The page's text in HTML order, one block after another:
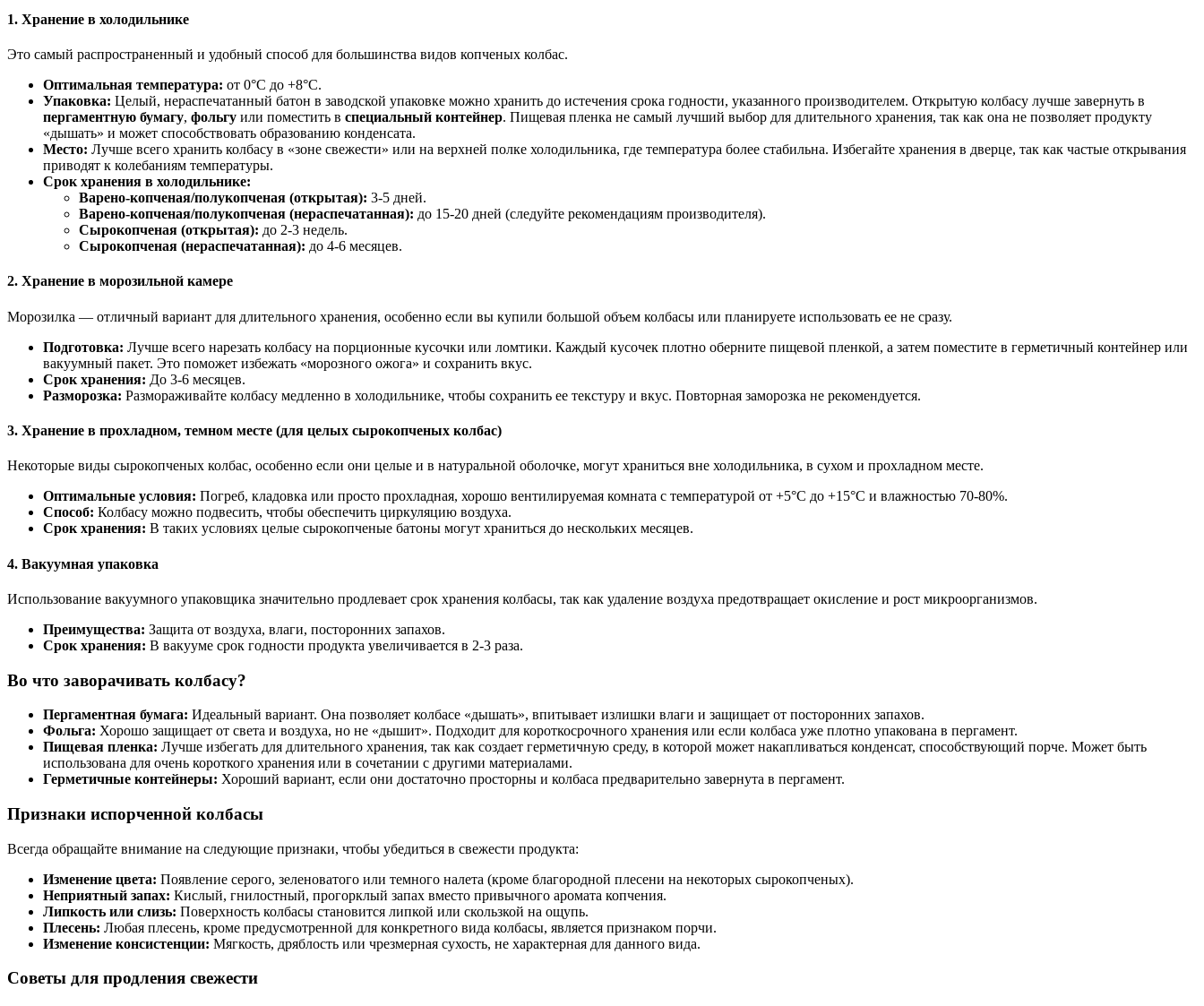
1. Хранение в холодильнике
Это самый распространенный и удобный способ для большинства видов копченых колбас.
Оптимальная температура: от 0°C до +8°C.
Упаковка: Целый, нераспечатанный батон в заводской упаковке можно хранить до истечения срока годности, указанного производителем. Открытую колбасу лучше завернуть в
пергаментную бумагу, фольгу или поместить в специальный контейнер. Пищевая пленка не самый лучший выбор для длительного хранения, так как она не позволяет продукту
«дышать» и может способствовать образованию конденсата.
Место: Лучше всего хранить колбасу в «зоне свежести» или на верхней полке холодильника, где температура более стабильна. Избегайте хранения в дверце, так как частые открывания
приводят к колебаниям температуры.
Срок хранения в холодильнике:
Варено-копченая/полукопченая (открытая): 3-5 дней.
Варено-копченая/полукопченая (нераспечатанная): до 15-20 дней (следуйте рекомендациям производителя).
Сырокопченая (открытая): до 2-3 недель.
Сырокопченая (нераспечатанная): до 4-6 месяцев.
2. Хранение в морозильной камере
Морозилка — отличный вариант для длительного хранения, особенно если вы купили большой объем колбасы или планируете использовать ее не сразу.
Подготовка: Лучше всего нарезать колбасу на порционные кусочки или ломтики. Каждый кусочек плотно оберните пищевой пленкой, а затем поместите в герметичный контейнер или
вакуумный пакет. Это поможет избежать «морозного ожога» и сохранить вкус.
Срок хранения: До 3-6 месяцев.
Разморозка: Размораживайте колбасу медленно в холодильнике, чтобы сохранить ее текстуру и вкус. Повторная заморозка не рекомендуется.
3. Хранение в прохладном, темном месте (для целых сырокопченых колбас)
Некоторые виды сырокопченых колбас, особенно если они целые и в натуральной оболочке, могут храниться вне холодильника, в сухом и прохладном месте.
Оптимальные условия: Погреб, кладовка или просто прохладная, хорошо вентилируемая комната с температурой от +5°C до +15°C и влажностью 70-80%.
Способ: Колбасу можно подвесить, чтобы обеспечить циркуляцию воздуха.
Срок хранения: В таких условиях целые сырокопченые батоны могут храниться до нескольких месяцев.
4. Вакуумная упаковка
Использование вакуумного упаковщика значительно продлевает срок хранения колбасы, так как удаление воздуха предотвращает окисление и рост микроорганизмов.
Преимущества: Защита от воздуха, влаги, посторонних запахов.
Срок хранения: В вакууме срок годности продукта увеличивается в 2-3 раза.
Во что заворачивать колбасу?
Пергаментная бумага: Идеальный вариант. Она позволяет колбасе «дышать», впитывает излишки влаги и защищает от посторонних запахов.
Фольга: Хорошо защищает от света и воздуха, но не «дышит». Подходит для короткосрочного хранения или если колбаса уже плотно упакована в пергамент.
Пищевая пленка: Лучше избегать для длительного хранения, так как создает герметичную среду, в которой может накапливаться конденсат, способствующий порче. Может быть
использована для очень короткого хранения или в сочетании с другими материалами.
Герметичные контейнеры: Хороший вариант, если они достаточно просторны и колбаса предварительно завернута в пергамент.
Признаки испорченной колбасы
Всегда обращайте внимание на следующие признаки, чтобы убедиться в свежести продукта:
Изменение цвета: Появление серого, зеленоватого или темного налета (кроме благородной плесени на некоторых сырокопченых).
Неприятный запах: Кислый, гнилостный, прогорклый запах вместо привычного аромата копчения.
Липкость или слизь: Поверхность колбасы становится липкой или скользкой на ощупь.
Плесень: Любая плесень, кроме предусмотренной для конкретного вида колбасы, является признаком порчи.
Изменение консистенции: Мягкость, дряблость или чрезмерная сухость, не характерная для данного вида.
Советы для продления свежести